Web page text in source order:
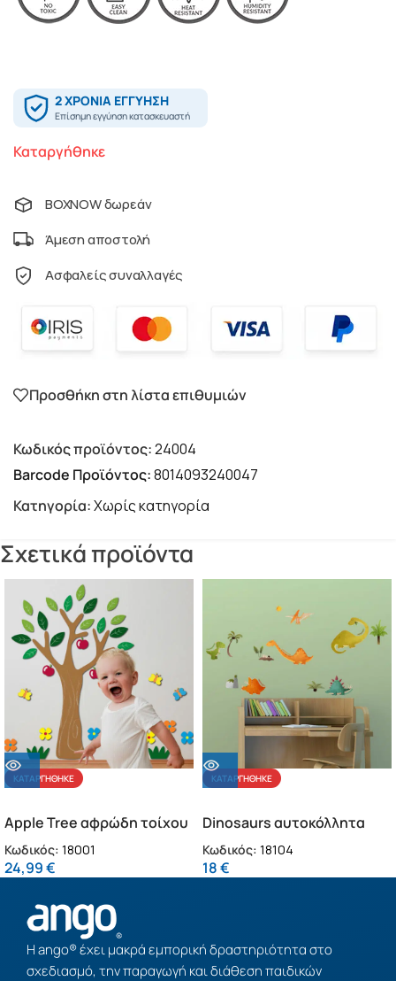
Καταργήθηκε
BOXNOW δωρεάν
Άμεση αποστολή
Ασφαλείς συναλλαγές
Προσθήκη στη λίστα επιθυμιών
Barcode Προϊόντος:8014093240047
Κωδικός προϊόντος:24004
Κατηγορία:Χωρίς κατηγορία
Σχετικά προϊόντα
ΚΑΤΑΡΓΉΘΗΚΕ
Apple Tree αφρώδη τοίχου
L (18001)
Κωδικός: 18001
24,99€
ΚΑΤΑΡΓΉΘΗΚΕ
Dinosaurs αυτοκόλλητα
τοίχου (18104)
Κωδικός: 18104
18€
Η ango® έχει μακρά εμπορική δραστηριότητα στο
σχεδιασμό, την παραγωγή και διάθεση παιδικών